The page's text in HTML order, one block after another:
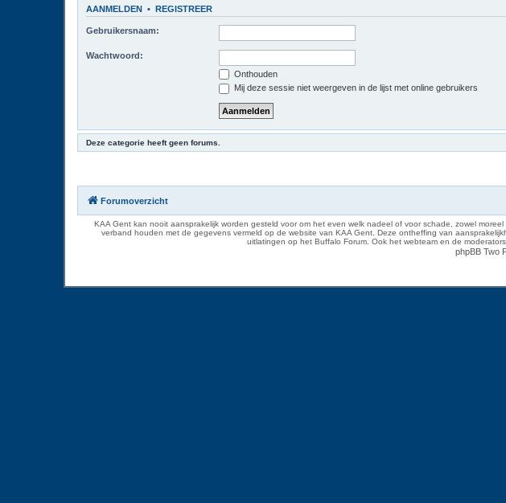
AANMELDEN • REGISTREER
Gebruikersnaam:
Wachtwoord:
Onthouden
Mij deze sessie niet weergeven in de lijst met online gebruikers
Deze categorie heeft geen forums.
Forumoverzicht
KAA Gent kan nooit aansprakelijk worden gesteld voor om het even welk nadeel of voor schade, zowel
verband houden met de gegevens vermeld op de website van KAA Gent. Deze ontheffing van
uitlatingen op het Buffalo Forum. Ook het webteam en de
phpBB Two